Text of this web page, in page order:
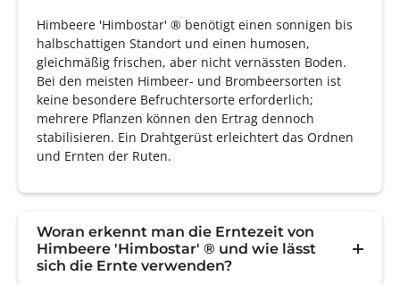
Himbeere 'Himbostar' ® benötigt einen sonnigen bis
halbschattigen Standort und einen humosen,
gleichmäßig frischen, aber nicht vernässten Boden.
Bei den meisten Himbeer- und Brombeersorten ist
keine besondere Befruchtersorte erforderlich;
mehrere Pflanzen können den Ertrag dennoch
stabilisieren. Ein Drahtgerüst erleichtert das Ordnen
und Ernten der Ruten.
Woran erkennt man die Erntezeit von
Himbeere 'Himbostar' ® und wie lässt
sich die Ernte verwenden?